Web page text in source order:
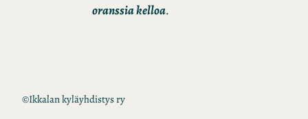
oranssia kelloa.
©Ikkalan kyläyhdistys ry